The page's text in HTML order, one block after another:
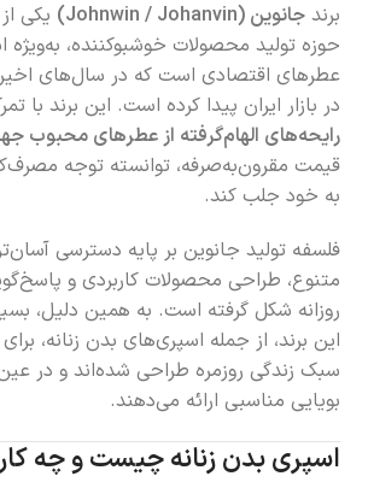
برندجانوین (Johnwin / Johanvin)
یکی
حوزه تولید محصولات خوشبوکننده،
عطرهای اقتصادی است که در سال‌های
در بازار ایران پیدا کرده است. این برند با
رایحه‌های الهام‌گرفته از عطرهای محبوب
قیمت مقرون‌به‌صرفه، توانسته توجه
به خود جلب کند.
فلسفه تولید جانوین بر پایه دسترسی
متنوع، طراحی محصولات کاربردی و
روزانه شکل گرفته است. به همین دلیل،
این برند، از جمله اسپری‌های بدن زنانه،
سبک زندگی روزمره طراحی شده‌اند و در
بویایی مناسبی ارائه می‌دهند.
اسپری بدن زنانه چیست و چه